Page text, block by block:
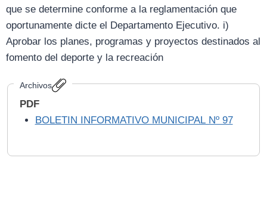
que se determine conforme a la reglamentación que
oportunamente dicte el Departamento Ejecutivo. i)
Aprobar los planes, programas y proyectos destinados al
fomento del deporte y la recreación
Archivos
PDF
BOLETIN INFORMATIVO MUNICIPAL Nº 97